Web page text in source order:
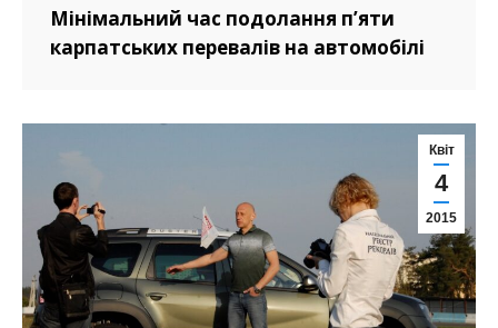
Мінімальний час подолання п’яти
карпатських перевалів на автомобілі
Квіт
4
2015